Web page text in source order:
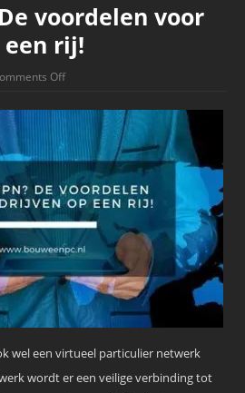
voordelen voor
rij!
Off
wel een virtueel particulier netwerk
wordt er een veilige verbinding tot